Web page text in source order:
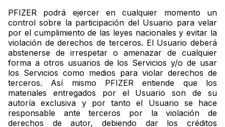
PFIZER podrá ejercer en cualquier momento un
control sobre la participación del Usuario para velar
por el cumplimiento de las leyes nacionales y evitar la
violación de derechos de terceros. El Usuario deberá
abstenerse de irrespetar o amenazar de cualquier
forma a otros usuarios de los Servicios y/o de usar
los Servicios como medios para violar derechos de
terceros. Así mismo PFIZER entiende que los
materiales entregados por el Usuario son de su
autoría exclusiva y por tanto el Usuario se hace
responsable ante terceros por la violación de
derechos de autor, debiendo dar los créditos